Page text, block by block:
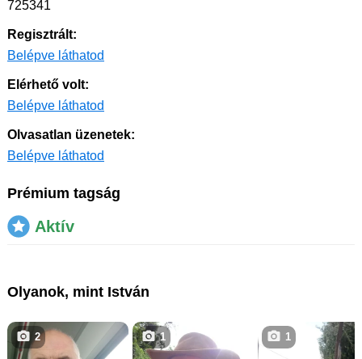
725341
Regisztrált:
Belépve láthatod
Elérhető volt:
Belépve láthatod
Olvasatlan üzenetek:
Belépve láthatod
Prémium tagság
Aktív
Olyanok, mint István
2 1 1